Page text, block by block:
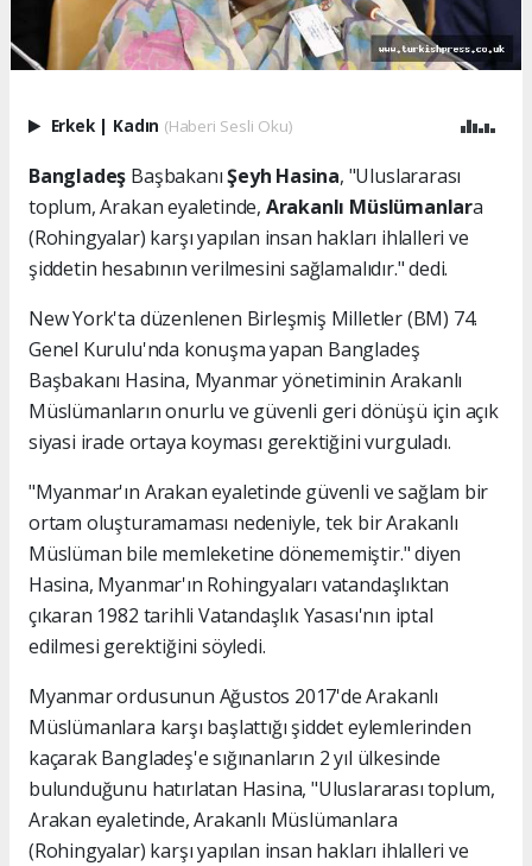
Erkek Kadın (Haberi Sesli Oku)
Bangladeş BaşbakanıŞeyh Hasina, "Uluslararası
toplum, Arakan eyaletinde, Arakanlı Müslümanlara
(Rohingyalar) karşı yapılan insan hakları ihlalleri ve
şiddetin hesabının verilmesini sağlamalıdır." dedi.
New York'ta düzenlenen Birleşmiş Milletler (BM) 74.
Genel Kurulu'nda konuşma yapan Bangladeş
Başbakanı Hasina, Myanmar yönetiminin Arakanlı
Müslümanların onurlu ve güvenli geri dönüşü için açık
siyasi irade ortaya koyması gerektiğini vurguladı.
"Myanmar'ın Arakan eyaletinde güvenli ve sağlam bir
ortam oluşturamaması nedeniyle, tek bir Arakanlı
Müslüman bile memleketine dönememiştir." diyen
Hasina, Myanmar'ın Rohingyaları vatandaşlıktan
çıkaran 1982 tarihli Vatandaşlık Yasası'nın iptal
edilmesi gerektiğini söyledi.
Myanmar ordusunun Ağustos 2017'de Arakanlı
Müslümanlara karşı başlattığı şiddet eylemlerinden
kaçarak Bangladeş'e sığınanların 2 yıl ülkesinde
bulunduğunu hatırlatan Hasina, "Uluslararası toplum,
Arakan eyaletinde, Arakanlı Müslümanlara
(Rohingyalar) karşı yapılan insan hakları ihlalleri ve